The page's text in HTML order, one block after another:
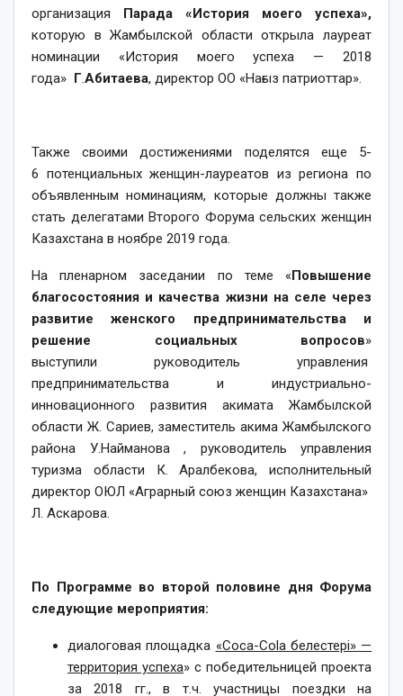
организация Парада «История моего успеха»,
которую в Жамбылской области открыла лауреат
номинации «История моего успеха — 2018
года» Г.Абитаева, директор ОО «Нағыз патриоттар».
Также своими достижениями поделятся еще 5-
6 потенциальных женщин-лауреатов из региона по
объявленным номинациям, которые должны также
стать делегатами Второго Форума сельских женщин
Казахстана в ноябре 2019 года.
На пленарном заседании по теме «Повышение
благосостояния и качества жизни на селе через
развитие женского предпринимательства и
решение социальных вопросов»
выступили
руководитель управления
предпринимательства и индустриально-
инновационного развития акимата Жамбылской
области Ж. Сариев, заместитель акима Жамбылского
района У.Найманова , руководитель управления
туризма области К. Аралбекова, исполнительный
директор ОЮЛ «Аграрный союз женщин Казахстана»
Л. Аскарова.
По Программе во второй половине дня Форума
следующие мероприятия:
диалоговая площадка «Соca-Cola белестері» —
территория успеха» с победительницей проекта
за 2018 гг., в т.ч. участницы поездки на